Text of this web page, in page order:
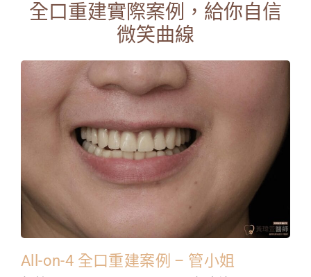
全口重建實際案例，給你自信
微笑曲線
All-on-4 全口重建案例 – 管小姐